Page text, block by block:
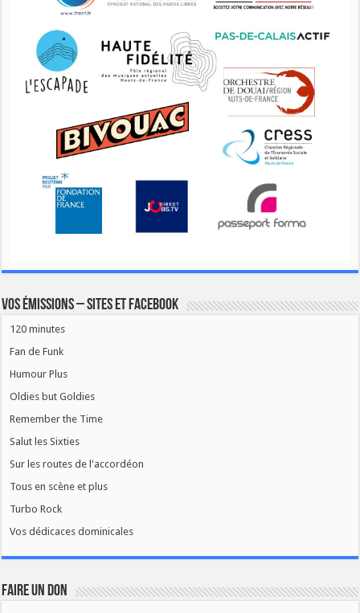
Vos émissions – Sites et Facebook
120 minutes
Fan de Funk
Humour Plus
Oldies but Goldies
Remember the Time
Salut les Sixties
Sur les routes de l'accordéon
Tous en scène et plus
Turbo Rock
Vos dédicaces dominicales
FAIRE UN DON